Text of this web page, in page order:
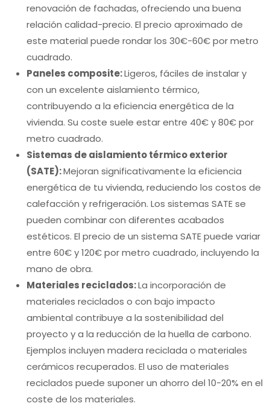
renovación de fachadas, ofreciendo una buena
relación calidad-precio. El precio aproximado de
este material puede rondar los 30€-60€ por metro
cuadrado.
Paneles composite:Ligeros, fáciles de instalar y
con un excelente aislamiento térmico,
contribuyendo a la eficiencia energética de la
vivienda. Su coste suele estar entre 40€ y 80€ por
metro cuadrado.
Sistemas de aislamiento térmico exterior
(SATE):Mejoran significativamente la eficiencia
energética de tu vivienda, reduciendo los costos de
calefacción y refrigeración. Los sistemas SATE se
pueden combinar con diferentes acabados
estéticos. El precio de un sistema SATE puede variar
entre 60€ y 120€ por metro cuadrado, incluyendo la
mano de obra.
Materiales reciclados:La incorporación de
materiales reciclados o con bajo impacto
ambiental contribuye a la sostenibilidad del
proyecto y a la reducción de la huella de carbono.
Ejemplos incluyen madera reciclada o materiales
cerámicos recuperados. El uso de materiales
reciclados puede suponer un ahorro del 10-20% en el
coste de los materiales.